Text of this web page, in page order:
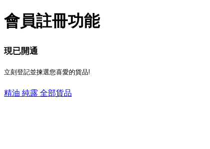
會員註冊功能
現已開通
立刻登記並揀選您喜愛的貨品!
精油 純露 全部貨品